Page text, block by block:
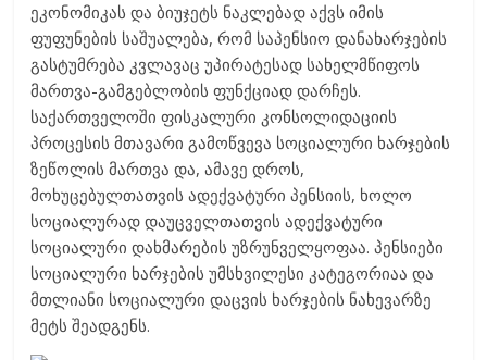
ეკონომიკას და ბიუჯეტს ნაკლებად აქვს იმის
ფუფუნების საშუალება, რომ საპენსიო დანახარჯების
გასტუმრება კვლავაც უპირატესად სახელმწიფოს
მართვა-გამგებლობის ფუნქციად დარჩეს.
საქართველოში ფისკალური კონსოლიდაციის
პროცესის მთავარი გამოწვევა სოციალური ხარჯების
ზეწოლის მართვა და, ამავე დროს,
მოხუცებულთათვის ადექვატური პენსიის, ხოლო
სოციალურად დაუცველთათვის ადექვატური
სოციალური დახმარების უზრუნველყოფაა. პენსიები
სოციალური ხარჯების უმსხვილესი კატეგორიაა და
მთლიანი სოციალური დაცვის ხარჯების ნახევარზე
მეტს შეადგენს.